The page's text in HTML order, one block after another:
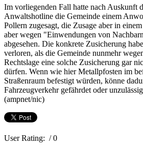
Im vorliegenden Fall hatte nach Auskunft
Anwaltshotline die Gemeinde einem
Pollern zugesagt, die Zusage aber in
aber wegen "Einwendungen von
abgesehen. Die konkrete Zusicherung
verloren, als die Gemeinde nunmehr
Rechtslage eine solche Zusicherung gar
dürfen. Wenn wie hier Metallpfosten im
Straßenraum befestigt würden, könne
Fahrzeugverkehr gefährdet oder
(ampnet/nic)
User Rating: / 0